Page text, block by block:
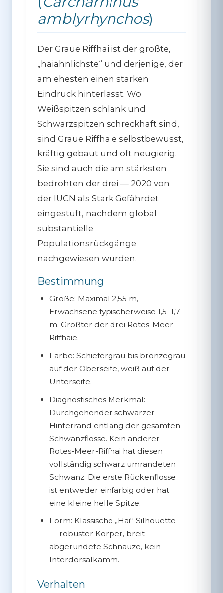
amblyrhynchos)
Der Graue Riffhai ist der größte,
„haiähnlichste“ und derjenige, der
am ehesten einen starken
Eindruck hinterlässt. Wo
Weißspitzen schlank und
Schwarzspitzen schreckhaft sind,
sind Graue Riffhaie selbstbewusst,
kräftig gebaut und oft neugierig.
Sie sind auch die am stärksten
bedrohten der drei — 2020 von
der IUCN als Stark Gefährdet
eingestuft, nachdem global
substantielle
Populationsrückgänge
nachgewiesen wurden.
Bestimmung
Größe: Maximal 2,55 m,
Erwachsene typischerweise 1,5–1,7
m. Größter der drei Rotes-Meer-
Riffhaie.
Farbe: Schiefergrau bis bronzegrau
auf der Oberseite, weiß auf der
Unterseite.
Diagnostisches Merkmal:
Durchgehender schwarzer
Hinterrand entlang der gesamten
Schwanzflosse. Kein anderer
Rotes-Meer-Riffhai hat diesen
vollständig schwarz umrandeten
Schwanz. Die erste Rückenflosse
ist entweder einfarbig oder hat
eine kleine helle Spitze.
Form: Klassische „Hai“-Silhouette
— robuster Körper, breit
abgerundete Schnauze, kein
Interdorsalkamm.
Verhalten